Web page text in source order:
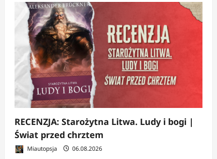
RECENZJA: Starożytna Litwa. Ludy i bogi |
Świat przed chrztem
Miautopsja 06.08.2026